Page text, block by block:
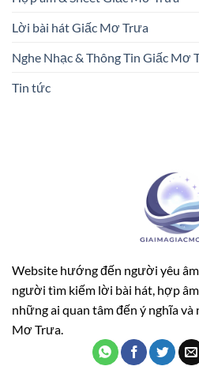
Lời bài hát Giấc Mơ Trưa
Nghe Nhạc & Thông Tin Giấc Mơ
Tin tức
Website hướng đến người yêu
người tìm kiếm lời bài hát, hợp
những ai quan tâm đến ý nghĩa và
Mơ Trưa.